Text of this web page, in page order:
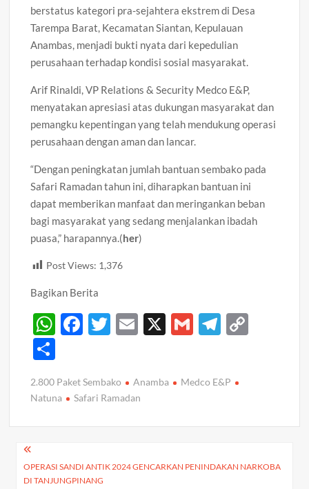
berstatus kategori pra-sejahtera ekstrem di Desa
Tarempa Barat, Kecamatan Siantan, Kepulauan
Anambas, menjadi bukti nyata dari kepedulian
perusahaan terhadap kondisi sosial masyarakat.
Arif Rinaldi, VP Relations & Security Medco E&P,
menyatakan apresiasi atas dukungan masyarakat dan
pemangku kepentingan yang telah mendukung operasi
perusahaan dengan aman dan lancar.
“Dengan peningkatan jumlah bantuan sembako pada
Safari Ramadan tahun ini, diharapkan bantuan ini
dapat memberikan manfaat dan meringankan beban
bagi masyarakat yang sedang menjalankan ibadah
puasa,” harapannya.(her)
Post Views: 1,376
Bagikan Berita
W
s
p
F
b
o
T
er
E
X
G
T
gr
m n
ar
2.800 Paket Sembako Anamba
Medco E&P
Natuna
Safari Ramadan
Navigasi
pos
OPERASI SANDI ANTIK 2024 GENCARKAN PENINDAKAN NARKOBA
DI TANJUNGPINANG